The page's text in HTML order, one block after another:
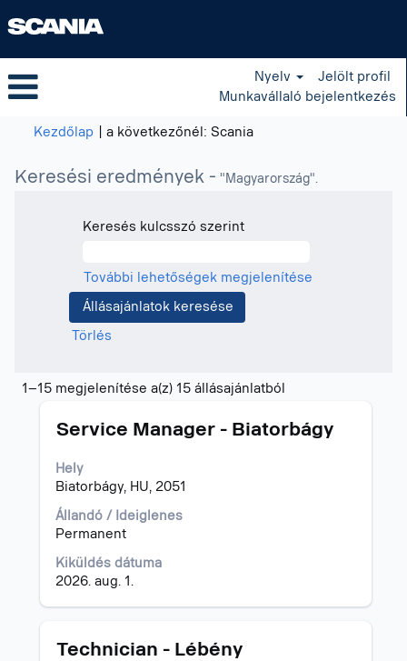
Nyelv
Jelölt profil
Munkavállaló bejelentkezés
Kezdőlap a következőnél: Scania(aktuális
Keresési eredmények - "Magyarország".
Keresés kulcsszó szerint
További lehetőségek megjelenítése
Törlés
1–15 megjelenítése a(z) 15 állásajánlatból
-
"Magyarország".
billentyűvel
Cím
Service Manager - Biatorbágy
Hely
Biatorbágy, HU, 2051
Állandó / Ideiglenes
Permanent
Kiküldés dátuma
2026. aug. 1.
Jelölje
a
szóköz
billentyűvel
az
állásinformáció
tartalmának
megtekintéséhez.
Cím
Technician - Lébény
Jelölje